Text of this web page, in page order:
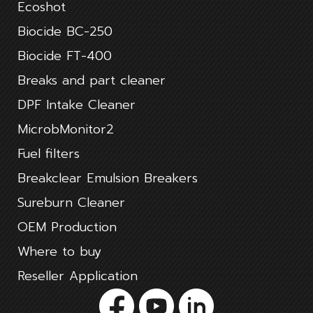
Ecoshot
Biocide BC-250
Biocide FT-400
Breaks and part cleaner
DPF Intake Cleaner
MicrobMonitor2
Fuel filters
Breakclear Emulsion Breakers
Sureburn Cleaner
OEM Production
Where to buy
Reseller Application